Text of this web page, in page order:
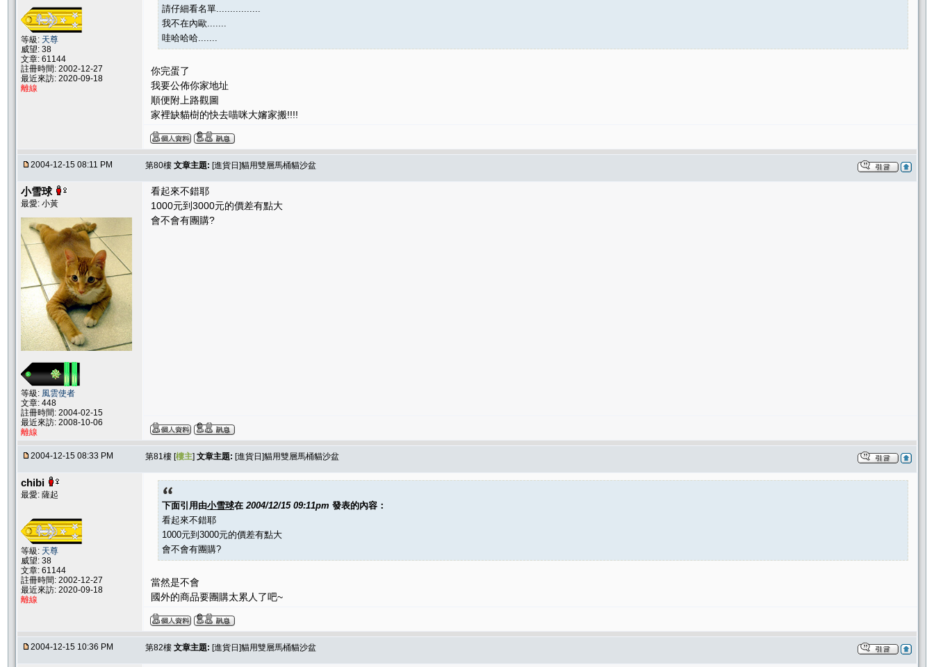
等級: 天尊
威望: 38
文章: 61144
註冊時間: 2002-12-27
最近來訪: 2020-09-18
離線
請仔細看名單................
我不在內歐.......
哇哈哈哈.......
你完蛋了
我要公佈你家地址
順便附上路觀圖
家裡缺貓樹的快去喵咪大嬸家搬!!!!
2004-12-15 08:11 PM 第80樓 文章主題: [進貨日]貓用雙層馬桶貓沙盆
小雪球
最愛: 小黃
等級: 風雲使者
文章: 448
註冊時間: 2004-02-15
最近來訪: 2008-10-06
離線
看起來不錯耶
1000元到3000元的價差有點大
會不會有團購?
2004-12-15 08:33 PM 第81樓 [樓主] 文章主題: [進貨日]貓用雙層馬桶貓沙盆
chibi
最愛: 薩起
等級: 天尊
威望: 38
文章: 61144
註冊時間: 2002-12-27
最近來訪: 2020-09-18
離線
下面引用由小雪球在 2004/12/15 09:11pm 發表的內容：
看起來不錯耶
1000元到3000元的價差有點大
會不會有團購?
當然是不會
國外的商品要團購太累人了吧~
2004-12-15 10:36 PM 第82樓 文章主題: [進貨日]貓用雙層馬桶貓沙盆